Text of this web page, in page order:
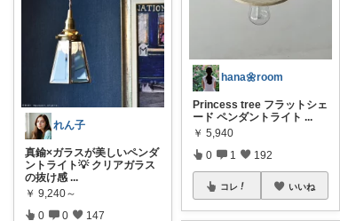
れん子
真鍮×ガラスが美しいペンダ
ントライト💡 クリアガラス
の抜け感 ...
￥ 9,240～
0 0 147
hana🌼room
Princess tree フラットシェ
ード ペンダントライト ...
￥ 5,940
0 1 192
コレ いいね